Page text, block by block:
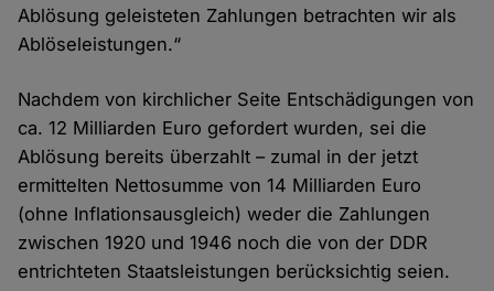
Ablösung geleisteten Zahlungen betrachten wir als
Ablöseleistungen.“
Nachdem von kirchlicher Seite Entschädigungen von
ca. 12 Milliarden Euro gefordert wurden, sei die
Ablösung bereits überzahlt – zumal in der jetzt
ermittelten Nettosumme von 14 Milliarden Euro
(ohne Inflationsausgleich) weder die Zahlungen
zwischen 1920 und 1946 noch die von der DDR
entrichteten Staatsleistungen berücksichtig seien.